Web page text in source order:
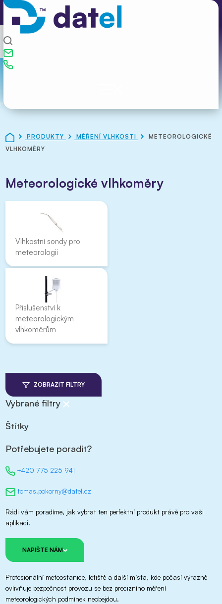
PRODUKTY MĚŘENÍ VLHKOSTI
METEOROLOGICKÉ
VLHKOMĚRY
Meteorologické vlhkoměry
Vlhkostní sondy pro
meteorologii
Příslušenství k
meteorologickým
vlhkoměrům
ZOBRAZIT FILTRY
Vybrané filtry
Štítky
Potřebujete poradit?
+420 775 225 941
tomas.pokorny@datel.cz
Rádi vám poradíme, jak vybrat ten perfektní produkt právě pro vaši
aplikaci.
NAPIŠTE NÁM
Profesionální meteostanice, letiště a další místa, kde počasí výrazně
ovlivňuje bezpečnost provozu se bez precizního měření
meteorologických podmínek neobejdou.